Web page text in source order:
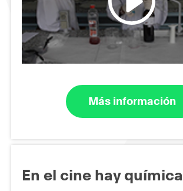
Más información
En el cine hay química